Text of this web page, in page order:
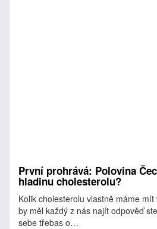
První prohrává: Polovina
hladinu cholesterolu?
Kolik cholesterolu vlastně máme
by měl každý z nás najít odpověď
sebe třebas o…